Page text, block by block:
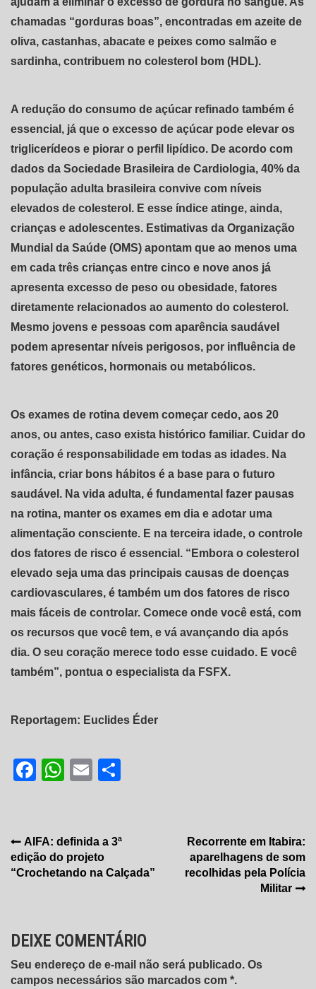
chamadas “gorduras boas”, encontradas em azeite de
oliva, castanhas, abacate e peixes como salmão e
sardinha, contribuem no colesterol bom (HDL).
A redução do consumo de açúcar refinado também é
essencial, já que o excesso de açúcar pode elevar os
triglicerídeos e piorar o perfil lipídico. De acordo com
dados da Sociedade Brasileira de Cardiologia, 40% da
população adulta brasileira convive com níveis
elevados de colesterol. E esse índice atinge, ainda,
crianças e adolescentes. Estimativas da Organização
Mundial da Saúde (OMS) apontam que ao menos uma
em cada três crianças entre cinco e nove anos já
apresenta excesso de peso ou obesidade, fatores
diretamente relacionados ao aumento do colesterol.
Mesmo jovens e pessoas com aparência saudável
podem apresentar níveis perigosos, por influência de
fatores genéticos, hormonais ou metabólicos.
Os exames de rotina devem começar cedo, aos 20
anos, ou antes, caso exista histórico familiar. Cuidar do
coração é responsabilidade em todas as idades. Na
infância, criar bons hábitos é a base para o futuro
saudável. Na vida adulta, é fundamental fazer pausas
na rotina, manter os exames em dia e adotar uma
alimentação consciente. E na terceira idade, o controle
dos fatores de risco é essencial. “Embora o colesterol
elevado seja uma das principais causas de doenças
cardiovasculares, é também um dos fatores de risco
mais fáceis de controlar. Comece onde você está, com
os recursos que você tem, e vá avançando dia após
dia. O seu coração merece todo esse cuidado. E você
também”, pontua o especialista da FSFX.
Reportagem: Euclides Éder
Facebook
WhatsApp
Email
Navegação
de
AIFA: definida a 3ª
edição do projeto
“Crochetando na Calçada”
Recorrente em Itabira:
aparelhagens de som
recolhidas pela Polícia
Militar
DEIXE COMENTÁRIO
Seu endereço de e-mail não será publicado. Os
campos necessários são marcados com *.